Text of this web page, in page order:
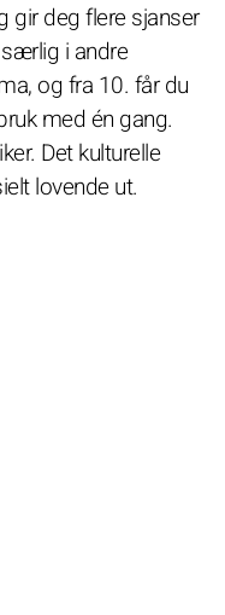
gir deg flere sjanser
i andre
og fra 10. får du
med én gang.
Det kulturelle
lovende ut.